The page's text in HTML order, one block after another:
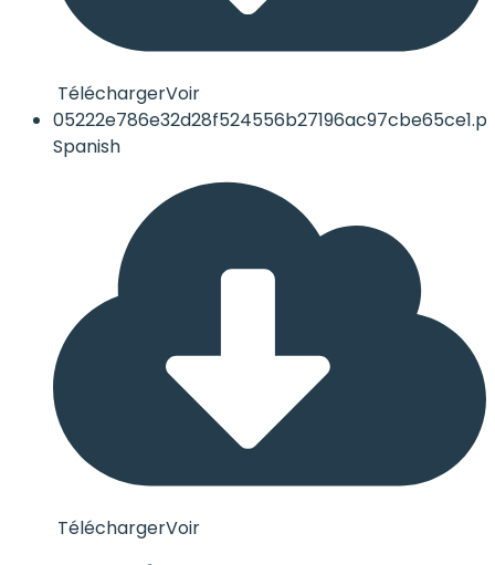
TéléchargerVoir
Spanish
TéléchargerVoir